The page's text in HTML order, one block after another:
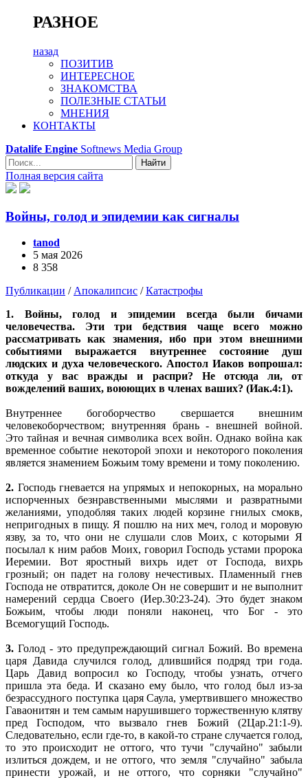
РАЗНОЕ
назад
ПОЗИТИВ
ИНТЕРЕСНОЕ
ЗНАКОМСТВА
ПОЛЕЗНЫЕ СТАТЬИ
МНЕНИЯ
КОНТАКТЫ
Datalife Engine Softnews Media Group
Найти
Полная версия сайта
Войны, голод и эпидемии как сигналы
tanod
5 мая 2026
8 358
Публикации / Апокалипсис /Катастрофы
1. Войны, голод и эпидемии всегда были бичами
человечества. Эти три бедствия чаще всего можно
рассматривать как знамения, ибо при этом внешними
событиями выражается внутреннее состояние душ
людских и духа человеческого. Апостол Иаков вопрошал:
откуда у вас вражды и распри? Не отсюда ли, от
вожделений ваших, воюющих в членах ваших? (Иак.4:1).
Внутреннее богоборчество свершается внешним
человекоборчеством; внутренняя брань - внешней войной.
Это тайная и вечная символика всех войн. Однако война как
временное событие некоторой эпохи и некоторого поколения
является знамением Божьим тому времени и тому поколению.
2. Господь гневается на упрямых и непокорных, на морально
испорченных безнравственными мыслями и развратными
желаниями, уподобляя таких людей корзине гнилых смокв,
непригодных в пищу. Я пошлю на них меч, голод и моровую
язву, за то, что они не слушали слов Моих, с которыми Я
посылал к ним рабов Моих, говорил Господь устами пророка
Иеремии. Вот яростный вихрь идет от Господа, вихрь
грозный; он падет на голову нечестивых. Пламенный гнев
Господа не отвратится, доколе Он не совершит и не выполнит
намерений сердца Своего (Иер.30:23-24). Это будет знаком
Божьим, чтобы люди поняли наконец, что Бог - это
Всемогущий Господь.
3. Голод - это предупреждающий сигнал Божий. Во времена
царя Давида случился голод, длившийся подряд три года.
Царь Давид вопросил ко Господу, чтобы узнать, отчего
пришла эта беда. И сказано ему было, что голод был из-за
безрассудного поступка царя Саула, умертвившего множество
Гаваонитян и тем самым нарушившего торжественную клятву
пред Господом, что вызвало гнев Божий (2Цар.21:1-9).
Следовательно, если где-то, в какой-то стране случается голод,
то это происходит не оттого, что тучи "случайно" забыли
излиться дождем, и не оттого, что земля "случайно" забыла
принести урожай, и не оттого, что сорняки "случайно"